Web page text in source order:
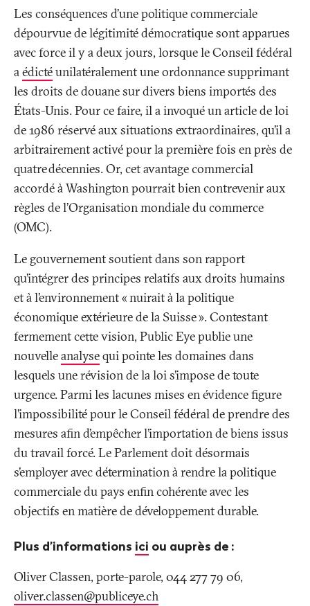
Les conséquences d’une politique commerciale
dépourvue de légitimité démocratique sont apparues
avec force il y a deux jours, lorsque le Conseil fédéral
aédictéunilatéralement une ordonnance supprimant
les droits de douane sur divers biens importés des
États-Unis. Pour ce faire, il a invoqué un article de loi
de 1986 réservé aux situations extraordinaires, qu’il a
arbitrairement activé pour la première fois en près de
quatre décennies. Or, cet avantage commercial
accordé à Washington pourrait bien contrevenir aux
règles de l’Organisation mondiale du commerce
(OMC).
Le gouvernement soutient dans son rapport
qu’intégrer des principes relatifs aux droits humains
et à l’environnement «nuirait à la politique
économique extérieure de la Suisse». Contestant
fermement cette vision, Public Eye publie une
nouvelleanalysequi pointe les domaines dans
lesquels une révision de la loi s’impose de toute
urgence. Parmi les lacunes mises en évidence figure
l’impossibilité pour le Conseil fédéral de prendre des
mesures afin d’empêcher l’importation de biens issus
du travail forcé. Le Parlement doit désormais
s’employer avec détermination à rendre la politique
commerciale du pays enfin cohérente avec les
objectifs en matière de développement durable.
Plus d’informations ici ou auprès de :
Oliver Classen, porte-parole, 044 277 79 06,
oliver.classen@publiceye.ch